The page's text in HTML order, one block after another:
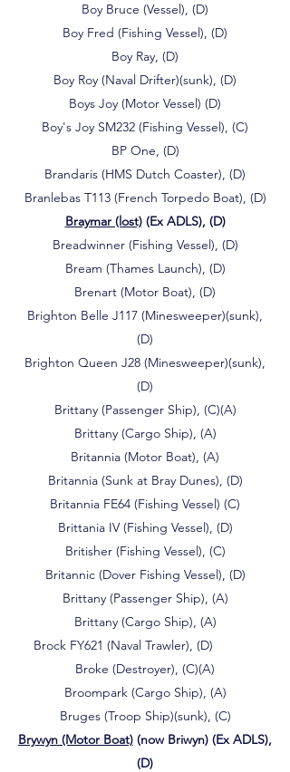
Boy Bruce (Vessel), (D)
Boy Fred (Fishing Vessel), (D)
Boy Ray, (D)
Boy Roy (Naval Drifter)(sunk), (D)
Boys Joy (Motor Vessel) (D)
Boy's Joy SM232 (Fishing Vessel), (C)
BP One, (D)
Brandaris (HMS Dutch Coaster), (D)
Branlebas T113 (French Torpedo Boat), (D)
Braymar (lost)(Ex ADLS), (D)
Breadwinner (Fishing Vessel), (D)
Bream (Thames Launch), (D)
Brenart (Motor Boat), (D)
Brighton Belle J117 (Minesweeper)(sunk),
(D)
Brighton Queen J28 (Minesweeper)(sunk),
(D)
Brittany (Passenger Ship), (C)(A)
Brittany (Cargo Ship), (A)
Britannia (Motor Boat), (A)
Britannia (Sunk at Bray Dunes), (D)
Britannia FE64 (Fishing Vessel) (C)
Brittania IV (Fishing Vessel), (D)
Britisher (Fishing Vessel), (C)
Britannic (Dover Fishing Vessel), (D)
Brittany (Passenger Ship), (A)
Brittany (Cargo Ship), (A)
Brock FY621 (Naval Trawler), (D)
Broke (Destroyer), (C)(A)
Broompark (Cargo Ship), (A)
Bruges (Troop Ship)(sunk), (C)
Brywyn (Motor Boat) (now Briwyn) (Ex ADLS),
(D)